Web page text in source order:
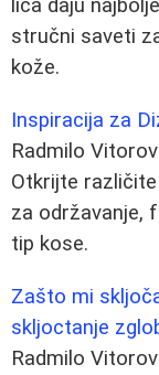
lica daju
stručni saveti
kože.
Inspiracija za
Radmilo
Otkrijte
za održavanje,
tip kose.
Zašto mi
skljoctanje
Radmilo